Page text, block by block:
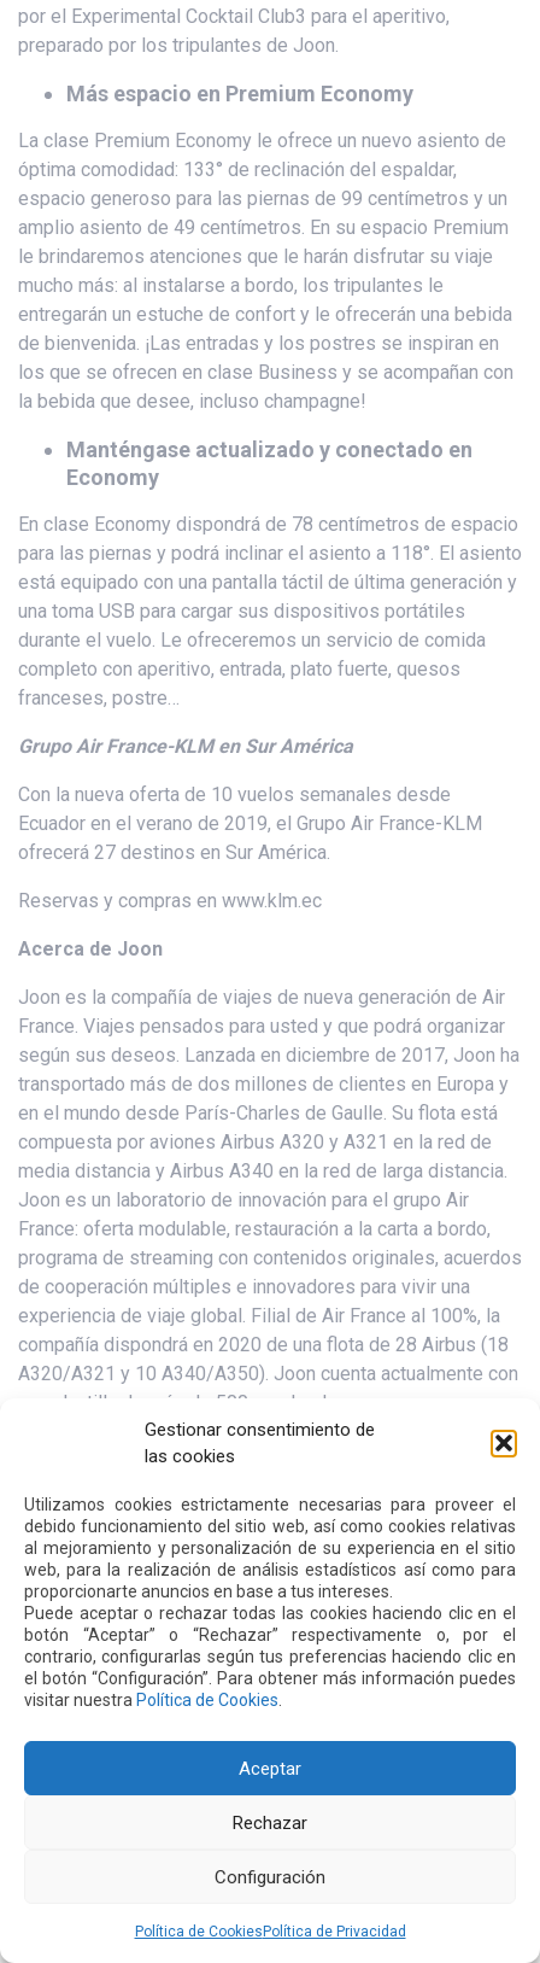
Gestionar consentimiento de
las cookies
Utilizamos cookies estrictamente necesarias para proveer el
debido funcionamiento del sitio web, así como cookies relativas
al mejoramiento y personalización de su experiencia en el sitio
web, para la realización de análisis estadísticos así como para
proporcionarte anuncios en base a tus intereses.
Puede aceptar o rechazar todas las cookies haciendo clic en el
botón “Aceptar” o “Rechazar” respectivamente o, por el
contrario, configurarlas según tus preferencias haciendo clic en
el botón “Configuración”. Para obtener más información puedes
visitar nuestra Política de Cookies
Aceptar
Rechazar
Configuración
Política de Cookies Política de Privacidad
por el Experimental Cocktail Club3 para el aperitivo,
preparado por los tripulantes de Joon.
Más espacio en Premium Economy
La clase Premium Economy le ofrece un nuevo asiento de
óptima comodidad: 133° de reclinación del espaldar,
espacio generoso para las piernas de 99 centímetros y un
amplio asiento de 49 centímetros. En su espacio Premium
le brindaremos atenciones que le harán disfrutar su viaje
mucho más: al instalarse a bordo, los tripulantes le
entregarán un estuche de confort y le ofrecerán una bebida
de bienvenida. ¡Las entradas y los postres se inspiran en
los que se ofrecen en clase Business y se acompañan con
la bebida que desee, incluso champagne!
Manténgase actualizado y conectado en
Economy
En clase Economy dispondrá de 78 centímetros de espacio
para las piernas y podrá inclinar el asiento a 118°. El asiento
está equipado con una pantalla táctil de última generación y
una toma USB para cargar sus dispositivos portátiles
durante el vuelo. Le ofreceremos un servicio de comida
completo con aperitivo, entrada, plato fuerte, quesos
franceses, postre…
Grupo Air France-KLM en Sur América
Con la nueva oferta de 10 vuelos semanales desde
Ecuador en el verano de 2019, el Grupo Air France-KLM
ofrecerá 27 destinos en Sur América.
Reservas y compras en www.klm.ec
Acerca de Joon
Joon es la compañía de viajes de nueva generación de Air
France. Viajes pensados para usted y que podrá organizar
según sus deseos. Lanzada en diciembre de 2017, Joon ha
transportado más de dos millones de clientes en Europa y
en el mundo desde París-Charles de Gaulle. Su flota está
compuesta por aviones Airbus A320 y A321 en la red de
media distancia y Airbus A340 en la red de larga distancia.
Joon es un laboratorio de innovación para el grupo Air
France: oferta modulable, restauración a la carta a bordo,
programa de streaming con contenidos originales, acuerdos
de cooperación múltiples e innovadores para vivir una
experiencia de viaje global. Filial de Air France al 100%, la
compañía dispondrá en 2020 de una flota de 28 Airbus (18
A320/A321 y 10 A340/A350). Joon cuenta actualmente con
una plantilla de más de 500 empleados.
OtrasNoticias
24 JUL 2026
El aeropuerto de Quito fortalece su oferta comercial